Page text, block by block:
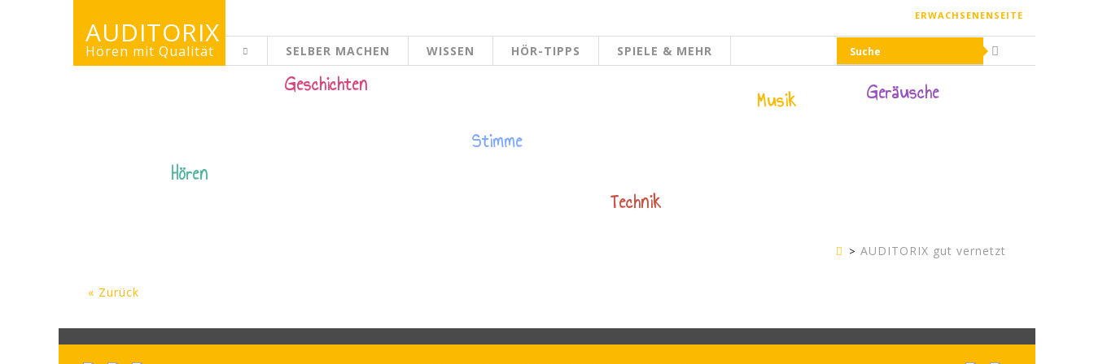
ERWACHSENENSEITE
AUDITORIX
Hören mit Qualität SELBER MACHEN WISSEN HÖR-TIPPS SPIELE & MEHR
Hören
Geschichten
Stimme
Technik
Musik Geräusche
KinderseiteAUDITORIX gut vernetzt
« Zurück